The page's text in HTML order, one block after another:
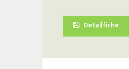
Detailfiche